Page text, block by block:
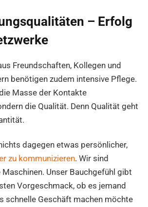
– Erfolg
Freundschaften, Kollegen und
benötigen zudem intensive Pflege.
Masse der Kontakte
die Qualität. Denn Qualität geht
dagegen etwas persönlicher,
zu kommunizieren. Wir sind
Maschinen. Unser Bauchgefühl gibt
Vorgeschmack, ob es jemand
schnelle Geschäft machen möchte